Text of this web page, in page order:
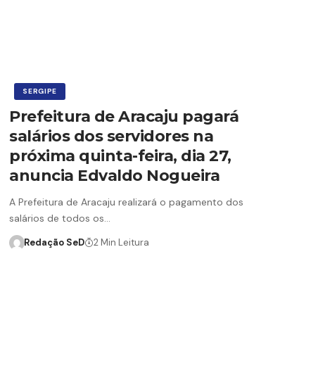
SERGIPE
Prefeitura de Aracaju pagará
salários dos servidores na
próxima quinta-feira, dia 27,
anuncia Edvaldo Nogueira
A Prefeitura de Aracaju realizará o pagamento dos
salários de todos os…
Redação SeD 2 Min Leitura